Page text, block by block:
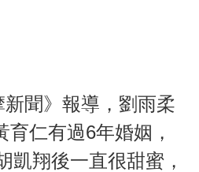
聞》報導，劉雨柔
仁有過6年婚姻，
凱翔後一直很甜蜜，